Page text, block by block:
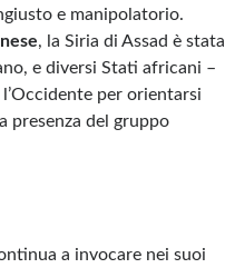
e manipolatorio.
, la Siria di Assad è stata
e diversi Stati africani –
per orientarsi
presenza del gruppo
a invocare nei suoi